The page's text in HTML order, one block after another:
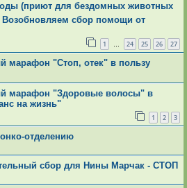
(приют для бездомных животных
сбор помощи от
1 … 24 25 26 27
марафон "Стоп, отек" в пользу
марафон "Здоровые волосы" в
на жизнь"
1 2 3
отделению
сбор для Нины Марчак - СТОП